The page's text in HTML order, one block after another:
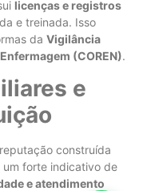
licenças e registros
e treinada. Isso
da Vigilância
(COREN).
e
construída
forte indicativo de
e atendimento